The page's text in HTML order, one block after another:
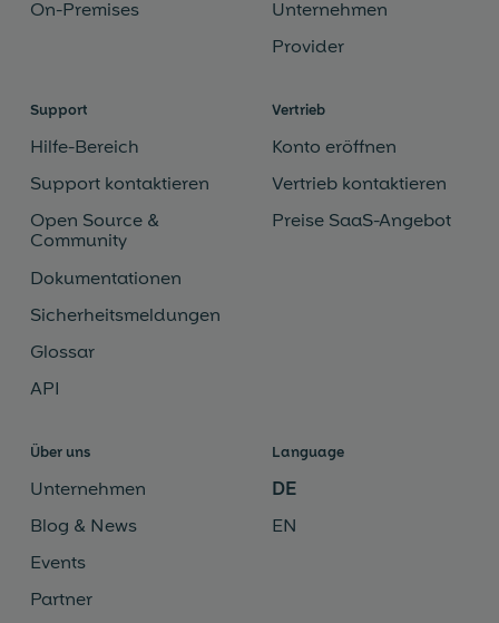
On-Premises Unternehmen
Provider
Support
Hilfe-Bereich
Support kontaktieren
Open Source &
Community
Dokumentationen
Sicherheitsmeldungen
Glossar
API
Vertrieb
Konto eröffnen
Vertrieb kontaktieren
Preise SaaS-Angebot
Über uns
Unternehmen
Blog & News
Events
Partner
Language
DE
EN